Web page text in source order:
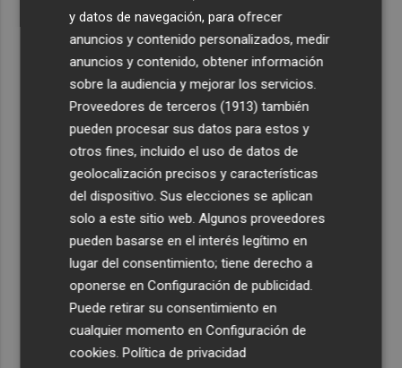
y datos de navegación, para ofrecer
anuncios y contenido personalizados, medir
anuncios y contenido, obtener información
sobre la audiencia y mejorar los servicios.
Proveedores de terceros (1913) también
pueden procesar sus datos para estos y
otros fines, incluido el uso de datos de
geolocalización precisos y características
del dispositivo. Sus elecciones se aplican
solo a este sitio web. Algunos proveedores
pueden basarse en el interés legítimo en
lugar del consentimiento; tiene derecho a
oponerse enConfiguración de publicidad
Puede retirar su consentimiento en
cualquier momento enConfiguración de
cookies .Política de privacidad